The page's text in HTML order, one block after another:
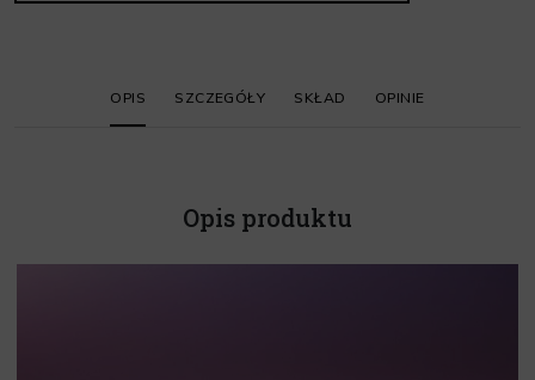
OPIS SZCZEGÓŁY SKŁAD OPINIE
Opis produktu